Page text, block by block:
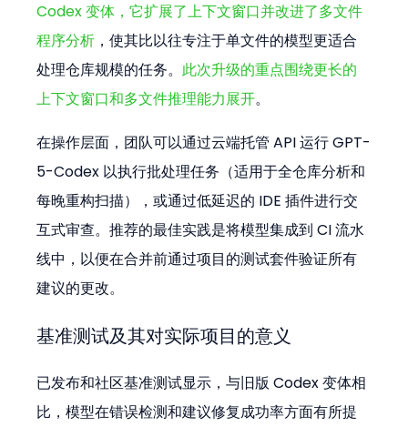
Codex 变体，它扩展了上下文窗口并改进了多文件
程序分析 ，使其比以往专注于单文件的模型更适合
处理仓库规模的任务。此次升级的重点围绕更长的
上下文窗口和多文件推理能力展开。
在操作层面，团队可以通过云端托管 API 运行 GPT-
5-Codex 以执行批处理任务（适用于全仓库分析和
每晚重构扫描），或通过低延迟的 IDE 插件进行交
互式审查。推荐的最佳实践是将模型集成到 CI 流水
线中，以便在合并前通过项目的测试套件验证所有
建议的更改。
基准测试及其对实际项目的意义
已发布和社区基准测试显示，与旧版 Codex 变体相
比，模型在错误检测和建议修复成功率方面有所提